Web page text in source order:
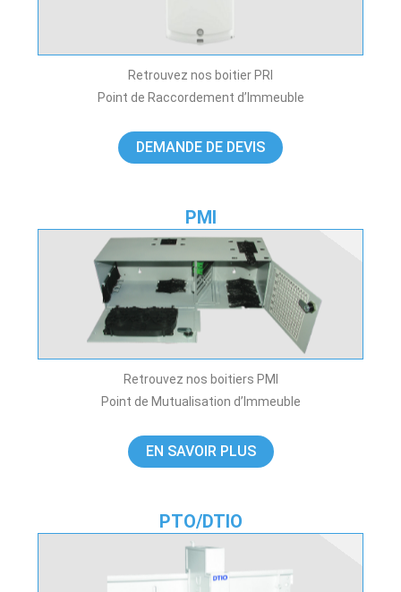
Retrouvez nos boitier PRI
Point de Raccordement d’Immeuble
DEMANDE DE DEVIS
PMI
Retrouvez nos boitiers PMI
Point de Mutualisation d’Immeuble
EN SAVOIR PLUS
PTO/DTIO